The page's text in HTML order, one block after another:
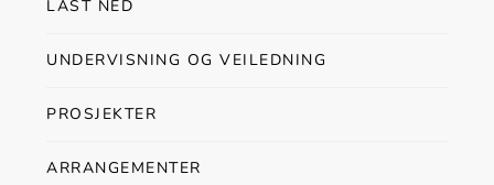
s
n
a
v
LAST NED
UNDERVISNING OG VEILEDNING
PROSJEKTER
ARRANGEMENTER